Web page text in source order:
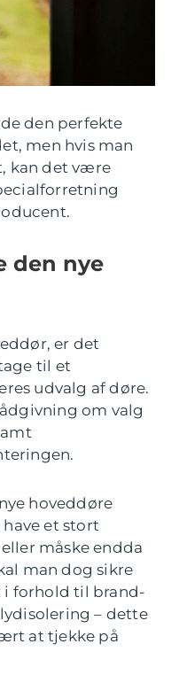
den perfekte
men hvis man
kan det være
den nye
er det
til et
udvalg af døre.
om valg
hoveddøre
et stort
måske endda
man dog sikre
i forhold til brand-
– dette
at tjekke på